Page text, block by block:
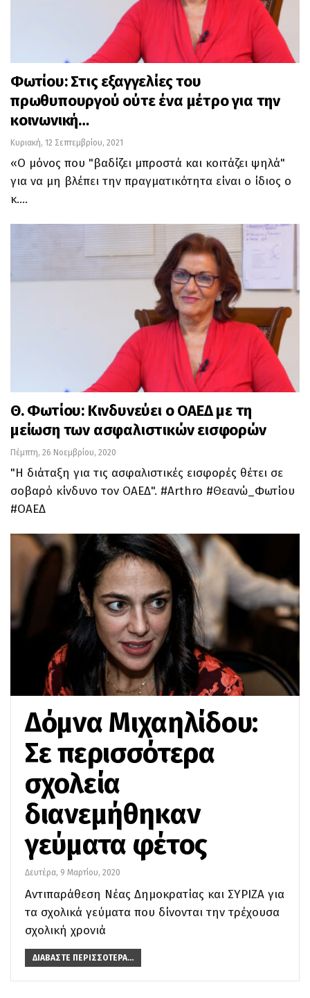
Φωτίου: Στις εξαγγελίες του
πρωθυπουργού ούτε ένα μέτρο για την
κοινωνική…
Κυριακή, 12 Σεπτεμβρίου, 2021
«Ο μόνος που "βαδίζει μπροστά και κοιτάζει ψηλά"
για να μη βλέπει την πραγματικότητα είναι ο ίδιος ο
κ.…
Θ. Φωτίου: Κινδυνεύει ο ΟΑΕΔ με τη
μείωση των ασφαλιστικών εισφορών
Πέμπτη, 26 Νοεμβρίου, 2020
"Η διάταξη για τις ασφαλιστικές εισφορές θέτει σε
σοβαρό κίνδυνο τον ΟΑΕΔ". #Arthro #Θεανώ_Φωτίου
#ΟΑΕΔ
Δόμνα Μιχαηλίδου:
Σε περισσότερα
σχολεία
διανεμήθηκαν
γεύματα φέτος
Δευτέρα, 9 Μαρτίου, 2020
Αντιπαράθεση Νέας Δημοκρατίας και ΣΥΡΙΖΑ για
τα σχολικά γεύματα που δίνονται την τρέχουσα
σχολική χρονιά
ΔΙΑΒΆΣΤΕ ΠΕΡΙΣΣΌΤΕΡΑ...